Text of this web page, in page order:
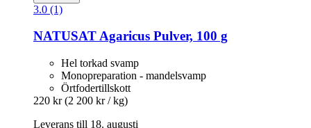
3.0 (1)
NATUSATAgaricus Pulver, 100 g
Hel torkad svamp
Monopreparation - mandelsvamp
Örtfodertillskott
220 kr (2 200 kr / kg)
Leverans till 18. augusti